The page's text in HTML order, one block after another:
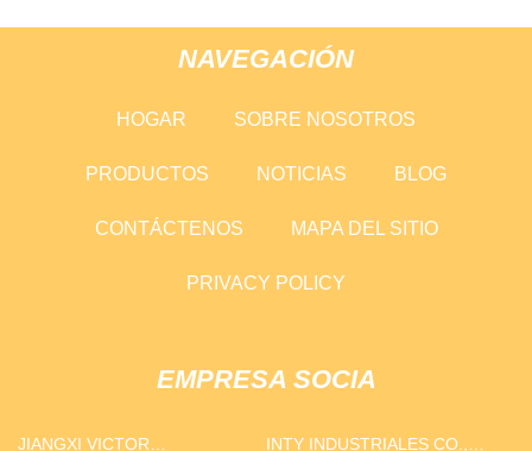
NAVEGACIÓN
HOGAR SOBRE NOSOTROS
PRODUCTOS NOTICIAS BLOG
CONTÁCTENOS MAPA DEL SITIO
PRIVACY POLICY
EMPRESA SOCIA
JIANGXI VICTOR INTY INDUSTRIALES CO.,